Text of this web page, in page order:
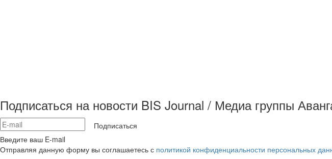
Подписаться на новости BIS Journal / Медиа группы
Подписаться
Введите ваш E-mail
Отправляя данную форму вы соглашаетесь с политикой конфиденциальности персональных